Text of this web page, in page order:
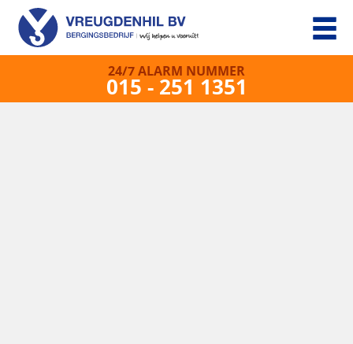
24/7 ALARM NUMMER
015 - 251 1351